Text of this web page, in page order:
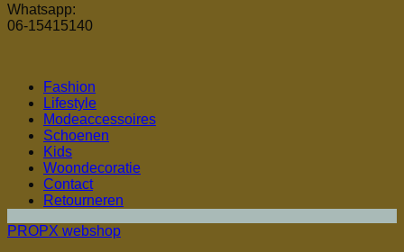
Whatsapp:
06-15415140
Fashion
Lifestyle
Modeaccessoires
Schoenen
Kids
Woondecoratie
Contact
Retourneren
PROPX webshop